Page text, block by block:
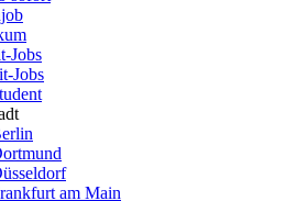
Jobs
Jobs
am Main